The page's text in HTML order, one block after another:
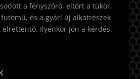
a fényszóró, eltört a tükör,
és a gyári új alkatrészek
Ilyenkor jön a kérdés: